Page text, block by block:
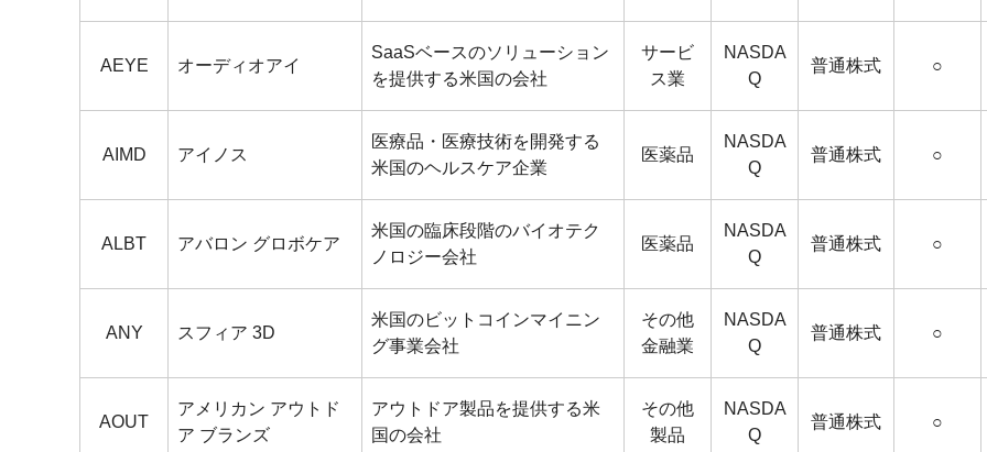
AEYE オーディオアイ
SaaSベースのソリューション
を提供する米国の会社
サービ
ス業
NASDA
Q
普通株式 ○
AIMD アイノス
医療品・医療技術を開発する
米国のヘルスケア企業
医薬品
NASDA
Q
普通株式 ○
ALBT アバロン グロボケア
米国の臨床段階のバイオテク
ノロジー会社
医薬品
NASDA
Q
普通株式 ○
ANY スフィア 3D
米国のビットコインマイニン
グ事業会社
その他
金融業
NASDA
Q
普通株式 ○
AOUT
アメリカン アウトド
ア ブランズ
アウトドア製品を提供する米
国の会社
その他
製品
NASDA
Q
普通株式 ○